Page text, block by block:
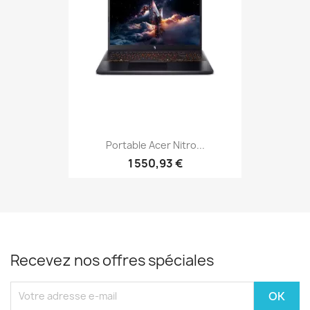
Portable Acer Nitro...
1 550,93 €
Recevez nos offres spéciales